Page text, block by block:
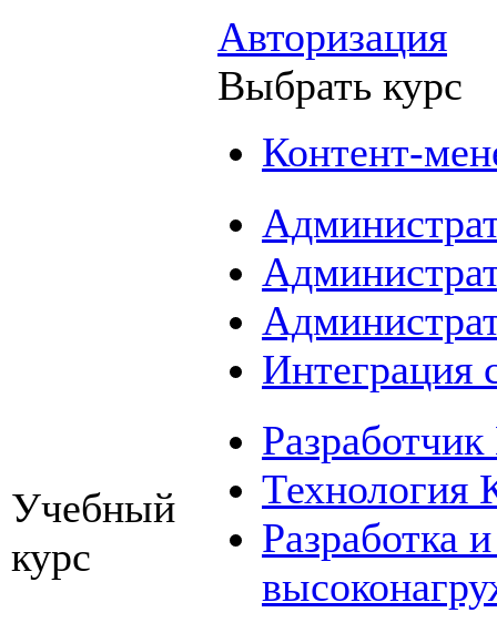
Учебный
курс
Авторизация
Выбрать курс
Контент-
Интеграция
Технология
Разработка